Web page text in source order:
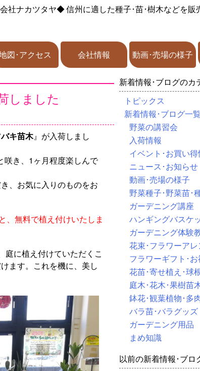
社ナカツタヤ◆信州に適した種子･苗･樹木などを販
図･アクセス 会社情報 動画･売場の様子
しました
キ苗木』が入荷しまし
咲き、1ヶ月程度楽しんで
、お気に入りのものをお
、無料で植え付けいたしま
庭に植え付けていただくこ
ます。これを機に、美し
新着情報･ブログのカ
トピックス
新着情報･ブログ一覧
野菜の講習会
入荷情報
イベント･お買い得
ニュース･お知らせ
動画･売場の様子
野菜種子･野菜苗･
ガーデニング講座
ハンギングバスケ
ガーデニング体験
花束･フラワーアレ
フラワーギフト･
花苗･寄せ植え･球
庭木･花木･果樹苗
鉢花･観葉植物･多
バラ苗･バラグッズ
ガーデニング用品
まめ知識
以前の新着情報･ブロ